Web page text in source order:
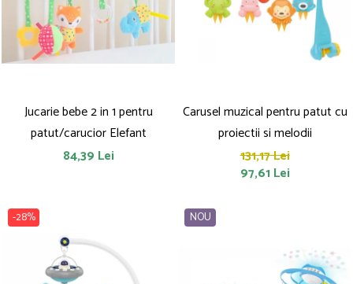
Papusi si accesorii
Trotinete
Trenulete si masinute
Unelte si bancuri de lucru
Jucarie bebe 2 in 1 pentru
patut/carucior Elefant
84,39 Lei
Carusel muzical pentru patut cu
proiectii si melodii
131,17 Lei
97,61 Lei
-28% NOU